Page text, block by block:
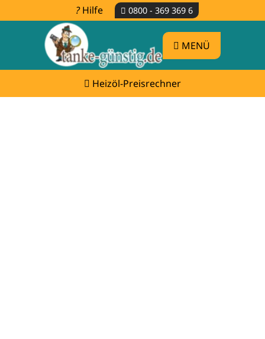
Hilfe 0800 - 369 369 6
MENÜ
Heizöl-Preisrechner